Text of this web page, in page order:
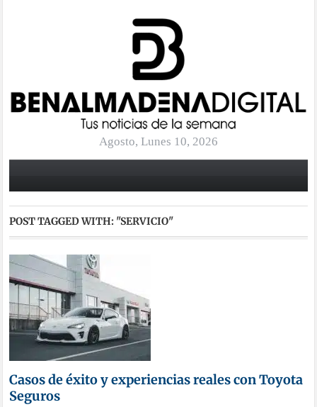
Agosto, Lunes 10, 2026
POST TAGGED WITH: "SERVICIO"
Casos de éxito y experiencias reales con Toyota
Seguros